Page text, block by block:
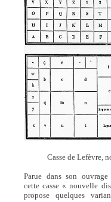
Casse de Lefèvre,
Parue dans son ouvrage
cette casse « nouvelle
propose quelques